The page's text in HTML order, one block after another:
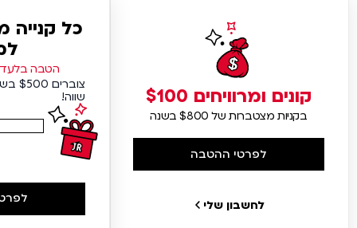
קונים ומרוויחים $100
בקניות מצטברות של $800 בשנה
לפרטי ההטבה
לחשבון שלי
כל
הטבה
שווה!